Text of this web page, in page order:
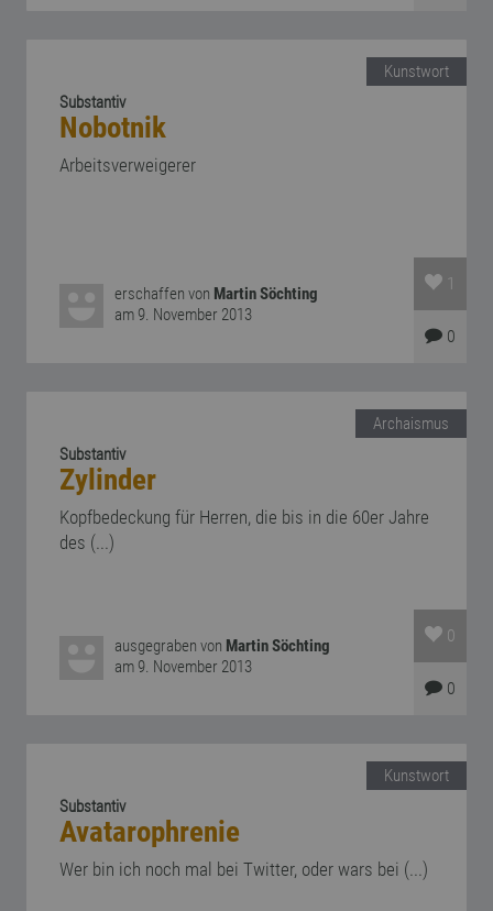
Kunstwort
Substantiv
Nobotnik
Arbeitsverweigerer
erschaffen von Martin Söchting
am 9. November 2013
1
0
Archaismus
Substantiv
Zylinder
Kopfbedeckung für Herren, die bis in die 60er Jahre
des (...)
ausgegraben von Martin Söchting
am 9. November 2013
0
0
Kunstwort
Substantiv
Avatarophrenie
Wer bin ich noch mal bei Twitter, oder wars bei (...)